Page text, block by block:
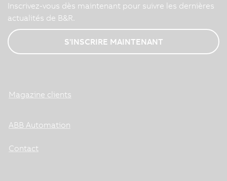
Inscrivez-vous dès maintenant pour suivre les dernières
actualités de B&R.
S'INSCRIRE MAINTENANT
Magazine clients
ABB Automation
Contact